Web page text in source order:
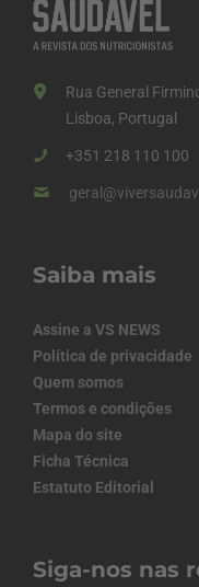
Rua General
Lisboa, Portugal
+351 218 110 100
Saiba mais
Assine a VS NEWS
Política de privacidade
Quem somos
Termos e condições
Mapa do site
Ficha Técnica
Estatuto Editorial
Siga-nos nas